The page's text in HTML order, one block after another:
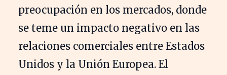
preocupación en los mercados, donde
se teme un impacto negativo en las
relaciones comerciales entre Estados
Unidos y la Unión Europea. El